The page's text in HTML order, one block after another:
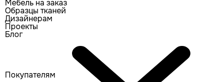
Мебель на заказ
Образцы тканей
Дизайнерам
Проекты
Блог
Покупателям